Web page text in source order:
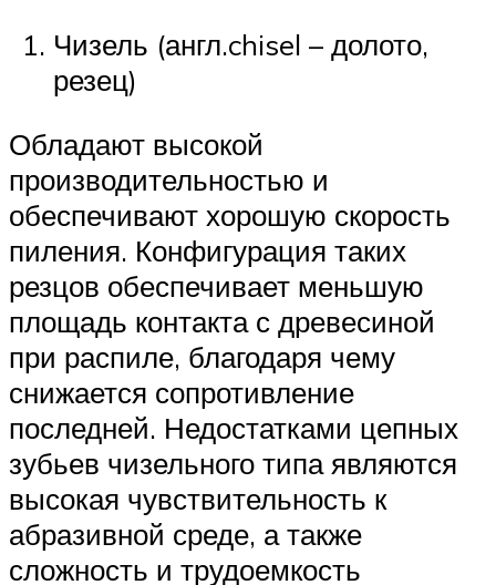
Чизель (англ.chisel – долото,
резец)
Обладают высокой
производительностью и
обеспечивают хорошую скорость
пиления. Конфигурация таких
резцов обеспечивает меньшую
площадь контакта с древесиной
при распиле, благодаря чему
снижается сопротивление
последней. Недостатками цепных
зубьев чизельного типа являются
высокая чувствительность к
абразивной среде, а также
сложность и трудоемкость